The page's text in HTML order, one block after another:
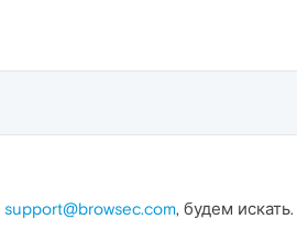
support@browsec.com, будем искать.